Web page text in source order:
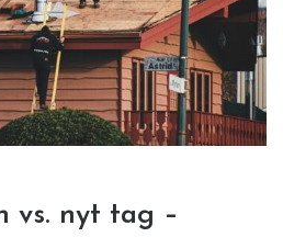
vs. nyt tag –